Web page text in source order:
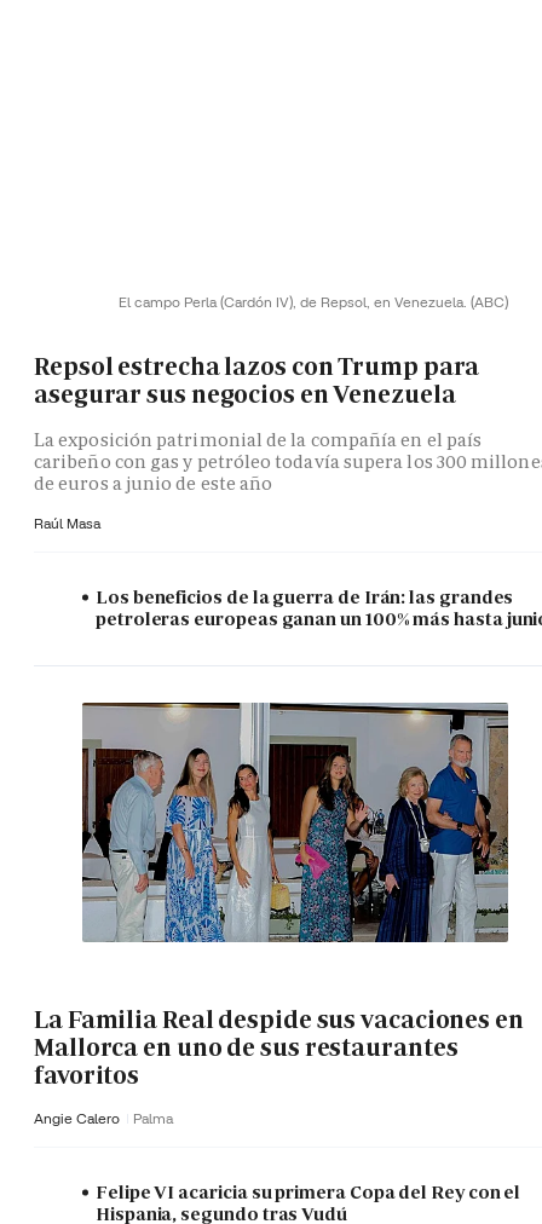
El campo Perla (Cardón IV), de Repsol, en Venezuela. (ABC)
Repsol estrecha lazos con Trump para
asegurar sus negocios en Venezuela
La exposición patrimonial de la compañía en el país
caribeño con gas y petróleo todavía supera los 300
de euros a junio de este año
Raúl Masa
Los beneficios de la guerra de Irán: las grandes
petroleras europeas ganan un 100% más hasta
La Familia Real despide sus vacaciones en
Mallorca en uno de sus restaurantes
favoritos
Angie Calero Palma
Felipe VI acaricia su primera Copa del Rey con el
Hispania, segundo tras Vudú